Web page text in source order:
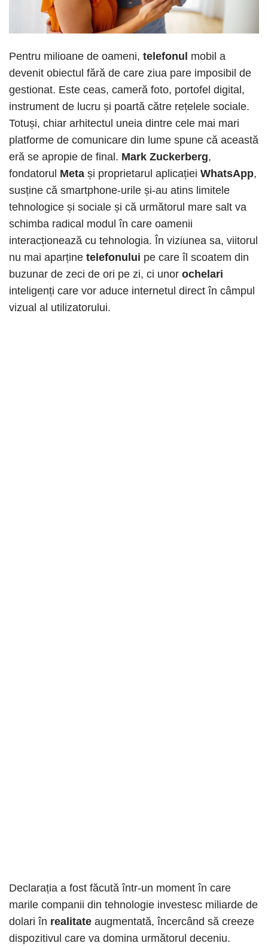
Pentru milioane de oameni, telefonul mobil a
devenit obiectul fără de care ziua pare imposibil de
gestionat. Este ceas, cameră foto, portofel digital,
instrument de lucru și poartă către rețelele sociale.
Totuși, chiar arhitectul uneia dintre cele mai mari
platforme de comunicare din lume spune că această
eră se apropie de final. Mark Zuckerberg,
fondatorul Meta și proprietarul aplicației WhatsApp,
susține că smartphone-urile și-au atins limitele
tehnologice și sociale și că următorul mare salt va
schimba radical modul în care oamenii
interacționează cu tehnologia. În viziunea sa, viitorul
nu mai aparține telefonului pe care îl scoatem din
buzunar de zeci de ori pe zi, ci unor ochelari
inteligenți care vor aduce internetul direct în câmpul
vizual al utilizatorului.
Declarația a fost făcută într-un moment în care
marile companii din tehnologie investesc miliarde de
dolari în realitate augmentată, încercând să creeze
dispozitivul care va domina următorul deceniu.